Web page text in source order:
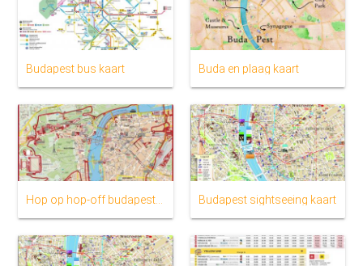
Budapest bus kaart Buda en plaag kaart
Budapest sightseeing kaart